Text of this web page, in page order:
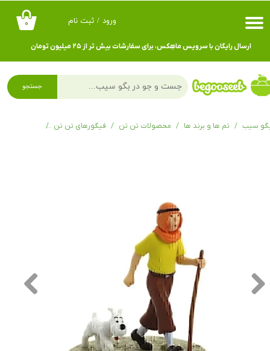
۰ ورود / ثبت نام
حساب کاربری من
تغییر گذر واژه
سفارشات
ارسال رایگان با سرویس ماهِکس، برای سفارشات بیش تر از ۲۵ میلیون تومان
جستجو
سیب تم ها و برند ها محصولات تن تن فیگورهای تن تن